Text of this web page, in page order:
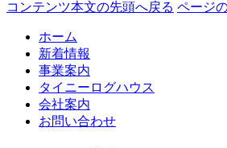
コンテンツ本文の先頭へ戻る ページ
ホーム
新着情報
事業案内
タイニーログハウス
会社案内
お問い合わせ